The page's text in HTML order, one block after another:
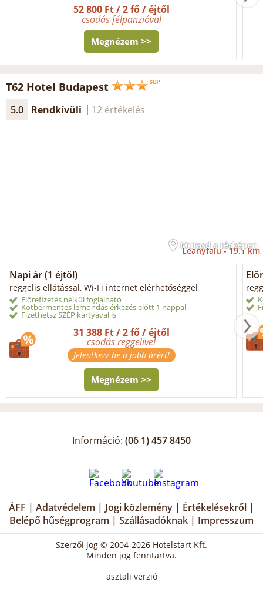
52 800 Ft / 2 fő / éjtől
csodás félpanzióval
Megnézem >>
T62 Hotel Budapest
5.0 Rendkívüli 12 értékelés
Mutasd a térképen
Leányfalu -19.1 km
Napi ár (1 éjtől)
reggelis ellátással, Wi-Fi internet elérhetőséggel
Előrefizetés nélkül foglalható
Kötbérmentes lemondás érkezés előtt 1 nappal
Fizethetsz SZÉP kártyával is
31 388 Ft / 2 fő / éjtől
csodás reggelivel
Jelentkezz be a jobb árért!
Megnézem >>
Információ: (06 1) 457 8450
ÁFF | Adatvédelem | Jogi közlemény | Értékelésekről |
Belépő hűségprogram | Szállásadóknak | Impresszum
Szerzői jog © 2004-2026 Hotelstart Kft.
Minden jog fenntartva.
asztali verzió